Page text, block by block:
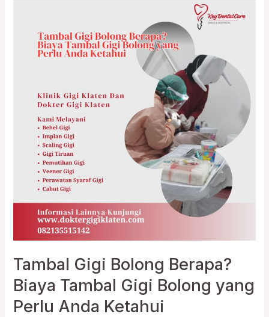
Tambal Gigi Bolong Berapa?
Biaya Tambal Gigi Bolong yang
Perlu Anda Ketahui
Bolong
Berapa?
Bolong
Ketahui